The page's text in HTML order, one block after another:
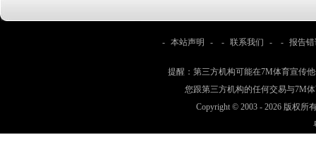
- 本站声明 - - 联系我们 - - 报告
提醒：第三方机构可能在7M体育宣传
您跟第三方机构的任何交易与7M
Copyright © 2003 - 2026 版权所